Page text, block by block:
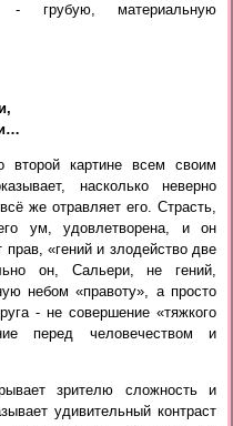
грубую, материальную
картине всем своим
насколько неверно
же отравляет его. Страсть,
ум, удовлетворена, и он
прав, «гений и злодейство две
он, Сальери, не гений,
небом «правоту», а просто
- не совершение «тяжкого
перед человечеством и
зрителю сложность и
удивительный контраст